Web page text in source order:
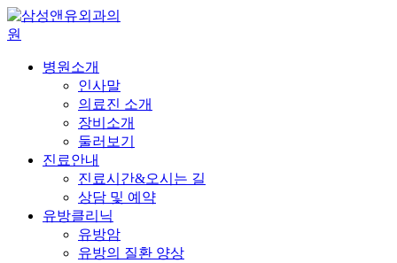
병원소개
인사말
의료진 소개
장비소개
둘러보기
진료안내
진료시간&오시는 길
상담 및 예약
유방클리닉
유방암
유방의 질환 양상